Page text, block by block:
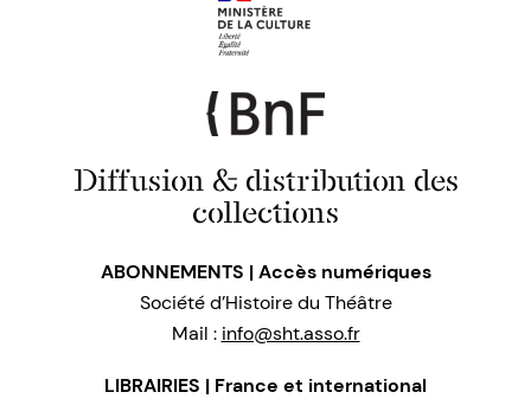
Diffusion & distribution des
collections
ABONNEMENTS | Accès numériques
Société d’Histoire du Théâtre
Mail : info@sht.asso.fr
LIBRAIRIES | France et international